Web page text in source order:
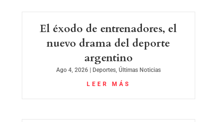
El éxodo de entrenadores, el
nuevo drama del deporte
argentino
Ago 4, 2026| Deportes, Últimas Noticias
LEER MÁS